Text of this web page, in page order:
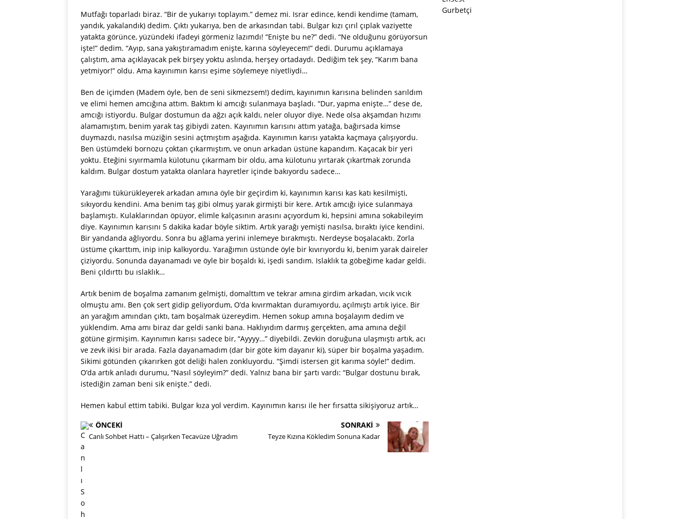
Mutfağı toparladı biraz. “Bir de yukarıyı toplayım.” demez mi. Israr edince, kendi kendime (tamam,
yandık, yakalandık) dedim. Çıktı yukarıya, ben de arkasından tabi. Bulgar kızı çırıl çıplak vaziyette
yatakta görünce, yüzündeki ifadeyi görmeniz lazımdı! “Enişte bu ne?” dedi. “Ne olduğunu görüyorsun
işte!” dedim. “Ayıp, sana yakıştıramadım enişte, karına söyleyecem!” dedi. Durumu açıklamaya
çalıştım, ama açıklayacak pek birşey yoktu aslında, herşey ortadaydı. Dediğim tek şey, “Karım bana
yetmiyor!” oldu. Ama kayınımın karısı eşime söylemeye niyetliydi…
Ben de içimden (Madem öyle, ben de seni sikmezsem!) dedim, kayınımın karısına belinden sarıldım
ve elimi hemen amcığına attım. Baktım ki amcığı sulanmaya başladı. “Dur, yapma enişte…” dese de,
amcığı istiyordu. Bulgar dostumun da ağzı açık kaldı, neler oluyor diye. Nede olsa akşamdan hızımı
alamamıştım, benim yarak taş gibiydi zaten. Kayınımın karısını attım yatağa, bağırsada kimse
duymazdı, nasılsa müziğin sesini açtmıştım aşağıda. Kayınımın karısı yatakta kaçmaya çalışıyordu.
Ben üstümdeki bornozu çoktan çıkarmıştım, ve onun arkadan üstüne kapandım. Kaçacak bir yeri
yoktu. Eteğini sıyırmamla külotunu çıkarmam bir oldu, ama külotunu yırtarak çıkartmak zorunda
kaldım. Bulgar dostum yatakta olanlara hayretler içinde bakıyordu sadece…
Yarağımı tükürükleyerek arkadan amına öyle bir geçirdim ki, kayınımın karısı kas katı kesilmişti,
sıkıyordu kendini. Ama benim taş gibi olmuş yarak girmişti bir kere. Artık amcığı iyice sulanmaya
başlamıştı. Kulaklarından öpüyor, elimle kalçasının arasını açıyordum ki, hepsini amına sokabileyim
diye. Kayınımın karısını 5 dakika kadar böyle siktim. Artık yarağı yemişti nasılsa, bıraktı iyice kendini.
Bir yandanda ağlıyordu. Sonra bu ağlama yerini inlemeye bırakmıştı. Nerdeyse boşalacaktı. Zorla
üstüme çıkarttım, inip inip kalkıyordu. Yarağımın üstünde öyle bir kıvırıyordu ki, benim yarak daireler
çiziyordu. Sonunda dayanamadı ve öyle bir boşaldı ki, işedi sandım. Islaklık ta göbeğime kadar geldi.
Beni çıldırttı bu ıslaklık…
Artık benim de boşalma zamanım gelmişti, domalttım ve tekrar amına girdim arkadan, vıcık vıcık
olmuştu amı. Ben çok sert gidip geliyordum, O’da kıvırmaktan duramıyordu, açılmıştı artık iyice. Bir
an yarağım amından çıktı, tam boşalmak üzereydim. Hemen sokup amına boşalayım dedim ve
yüklendim. Ama amı biraz dar geldi sanki bana. Haklıyıdım darmış gerçekten, ama amına değil
götüne girmişim. Kayınımın karısı sadece bir, “Ayyyy…” diyebildi. Zevkin doruğuna ulaşmıştı artık, acı
ve zevk ikisi bir arada. Fazla dayanamadım (dar bir göte kim dayanır ki), süper bir boşalma yaşadım.
Sikimi götünden çıkarırken göt deliği halen zonkluyordu. “Şimdi istersen git karıma söyle!” dedim.
O’da artık anladı durumu, “Nasıl söyleyim?” dedi. Yalnız bana bir şartı vardı: “Bulgar dostunu bırak,
istediğin zaman beni sik enişte.” dedi.
Hemen kabul ettim tabiki. Bulgar kıza yol verdim. Kayınımın karısı ile her fırsatta sikişiyoruz artık…
ÖNCEKI
Canlı Sohbet Hattı – Çalışırken Tecavüze Uğradım
SONRAKI
Teyze Kızına Kökledim Sonuna Kadar
Gurbetçi